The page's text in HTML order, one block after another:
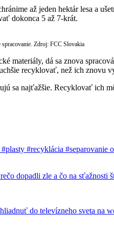
až jeden hektár lesa a
dokonca 5 až 7-krát.
Zdroj: FCC Slovakia
materiály, dá sa znova
recyklovať, než ich znovu
sa najťažšie. Recyklovať ich
#plasty #recyklácia #separovanie
dopadli zle a čo na sťažnosti
do televízneho sveta na